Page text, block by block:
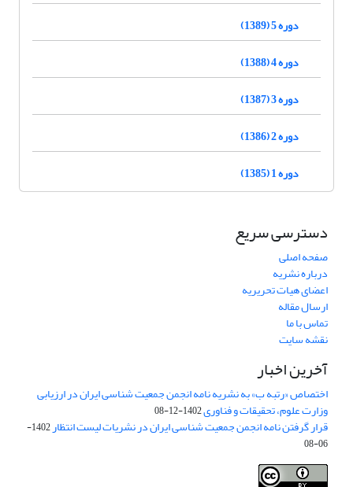
دوره 5 (1389)
دوره 4 (1388)
دوره 3 (1387)
دوره 2 (1386)
دوره 1 (1385)
دسترسی سریع
صفحه اصلی
درباره نشریه
اعضای هیات تحریریه
ارسال مقاله
تماس با ما
نقشه سایت
آخرین اخبار
اختصاص «رتبه ب» به نشریه نامه انجمن جمعیت شناسی ایران در ارزیابی
وزارت علوم، تحقیقات و فناوری1402-12-08
قرار گرفتن نامه انجمن جمعیت شناسی ایران در نشریات لیست انتظار
1402-
06-08